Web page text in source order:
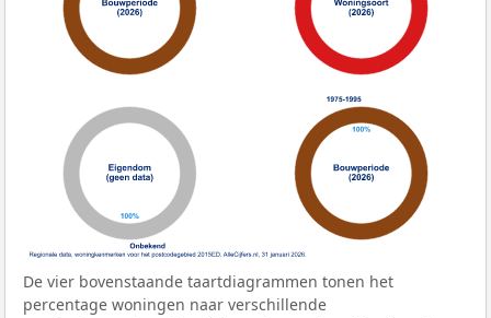
De vier bovenstaande taartdiagrammen tonen het
percentage woningen naar verschillende